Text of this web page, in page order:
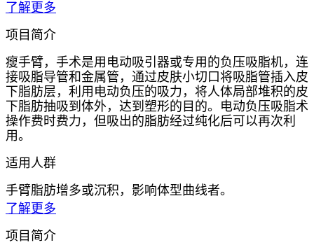
了解更多
项目简介
瘦手臂，手术是用电动吸引器或专用的负压吸脂机，连
接吸脂导管和金属管，通过皮肤小切口将吸脂管插入皮
下脂肪层，利用电动负压的吸力，将人体局部堆积的皮
下脂肪抽吸到体外，达到塑形的目的。电动负压吸脂术
操作费时费力，但吸出的脂肪经过纯化后可以再次利
用。
适用人群
手臂脂肪增多或沉积，影响体型曲线者。
了解更多
项目简介